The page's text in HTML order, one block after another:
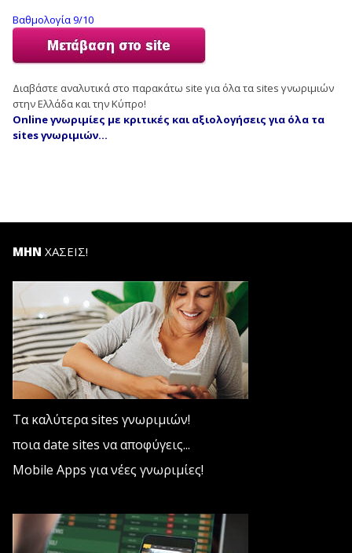
Βαθμολογία 9/10
Διαβάστε αναλυτικά στο παρακάτω site για όλα τα sites γνωριμιών
στην Ελλάδα και την Κύπρο!
Online γνωριμίες με κριτικές και αξιολογήσεις για όλα τα
sites γνωριμιών…
ΜΗΝ ΧΑΣΕΙΣ!
Τα καλύτερα sites γνωριμιών!
ποια date sites να αποφύγεις...
Mobile Apps για νέες γνωριμίες!